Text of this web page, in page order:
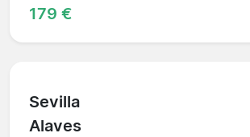
179 €
Sevilla
Alaves